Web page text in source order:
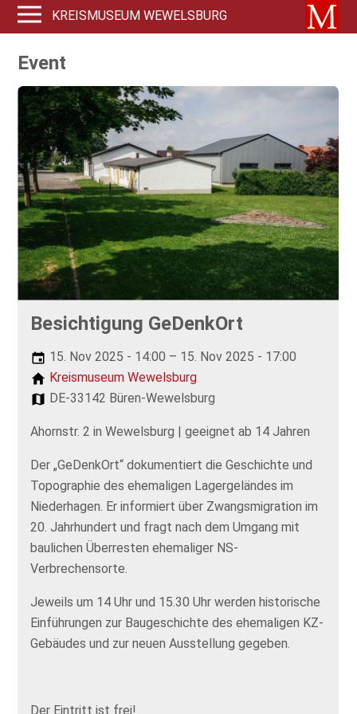
KREISMUSEUM WEWELSBURG
Event
Besichtigung GeDenkOrt
15. Nov 2025 - 14:00 – 15. Nov 2025 - 17:00
Kreismuseum Wewelsburg
DE-33142 Büren-Wewelsburg
Ahornstr. 2 in Wewelsburg | geeignet ab 14 Jahren
Der „GeDenkOrt“ dokumentiert die Geschichte und
Topographie des ehemaligen Lagergeländes im
Niederhagen. Er informiert über Zwangsmigration im
20. Jahrhundert und fragt nach dem Umgang mit
baulichen Überresten ehemaliger NS-
Verbrechensorte.
Jeweils um 14 Uhr und 15.30 Uhr werden historische
Einführungen zur Baugeschichte des ehemaligen KZ-
Gebäudes und zur neuen Ausstellung gegeben.
Der Eintritt ist frei!